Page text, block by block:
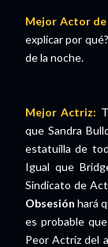
Mejor Actor
explicar por
de la noche.
Mejor Actriz:
que Sandra
estatuilla de
Igual que
Sindicato de
Obsesión hará
es probable
Peor Actriz del